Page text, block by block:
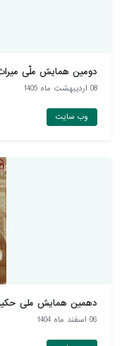
دومین همایش ملّی
08 ارديبهشت ماه 1405
وب سایت
دهمین همایش ملی حکیم
06 اسفند ماه 1404